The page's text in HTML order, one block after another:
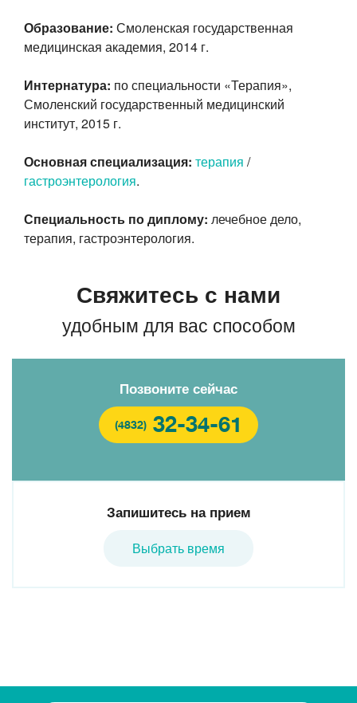
Образование: Смоленская государственная
медицинская академия, 2014 г.
Интернатура: по специальности «Терапия»,
Смоленский государственный медицинский
институт, 2015 г.
Основная специализация: терапия /
гастроэнтерология.
Специальность по диплому: лечебное дело,
терапия, гастроэнтерология.
Свяжитесь с нами
удобным для вас способом
Позвоните сейчас
(4832) 32-34-61
Запишитесь на прием
Выбрать время